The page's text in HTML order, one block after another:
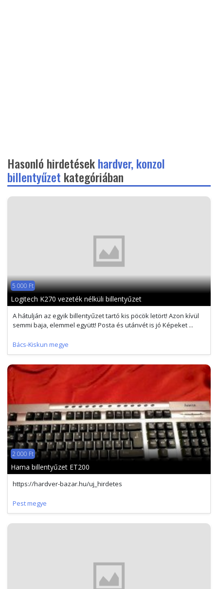
Hasonló hirdetésekhardver, konzol
billentyűzet kategóriában
5 000 Ft
Logitech K270 vezeték nélküli billentyűzet
A hátulján az egyik billentyűzet tartó kis pöcök letört! Azon kívül
semmi baja, elemmel együtt! Posta és utánvét is jó Képeket ...
Bács-Kiskun megye
2 000 Ft
Hama billentyűzet ET200
https://hardver-bazar.hu/uj_hirdetes
Pest megye